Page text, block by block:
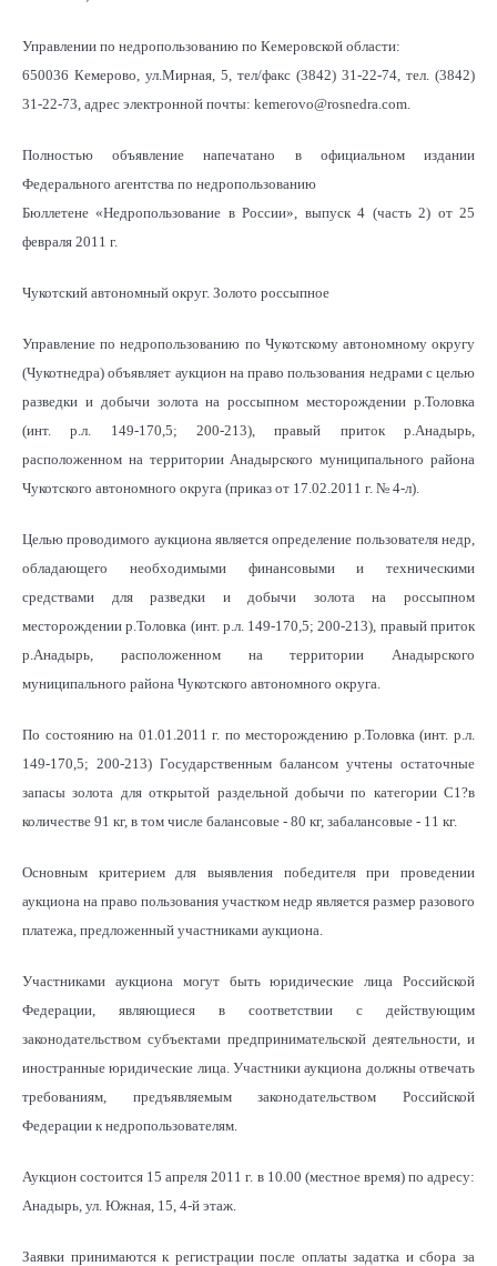
Управлении по недропользованию по Кемеровской области:
650036 Кемерово, ул.Мирная, 5, тел/факс (3842) 31-22-74, тел. (3842)
31-22-73, адрес электронной почты: kemerovo@rosnedra.com.
Полностью объявление напечатано в официальном издании
Федерального агентства по недропользованию
Бюллетене «Недропользование в России», выпуск 4 (часть 2) от 25
февраля 2011 г.
Чукотский автономный округ. Золото россыпное
Управление по недропользованию по Чукотскому автономному округу
(Чукотнедра) объявляет аукцион на право пользования недрами с целью
разведки и добычи золота на россыпном месторождении р.Толовка
(инт. р.л. 149-170,5; 200-213), правый приток р.Анадырь,
расположенном на территории Анадырского муниципального района
Чукотского автономного округа (приказ от 17.02.2011 г. № 4-л).
Целью проводимого аукциона является определение пользователя недр,
обладающего необходимыми финансовыми и техническими
средствами для разведки и добычи золота на россыпном
месторождении р.Толовка (инт. р.л. 149-170,5; 200-213), правый приток
р.Анадырь, расположенном на территории Анадырского
муниципального района Чукотского автономного округа.
По состоянию на 01.01.2011 г. по месторождению р.Толовка (инт. р.л.
149-170,5; 200-213) Государственным балансом учтены остаточные
запасы золота для открытой раздельной добычи по категории С1?в
количестве 91 кг, в том числе балансовые - 80 кг, забалансовые - 11 кг.
Основным критерием для выявления победителя при проведении
аукциона на право пользования участком недр является размер разового
платежа, предложенный участниками аукциона.
Участниками аукциона могут быть юридические лица Российской
Федерации, являющиеся в соответствии с действующим
законодательством субъектами предпринимательской деятельности, и
иностранные юридические лица. Участники аукциона должны отвечать
требованиям, предъявляемым законодательством Российской
Федерации к недропользователям.
Аукцион состоится 15 апреля 2011 г. в 10.00 (местное время) по адресу:
Анадырь, ул. Южная, 15, 4-й этаж.
Заявки принимаются к регистрации после оплаты задатка и сбора за